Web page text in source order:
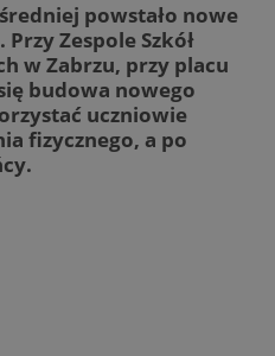
powstało nowe
Zespole Szkół
w Zabrzu, przy placu
budowa nowego
uczniowie
fizycznego, a po